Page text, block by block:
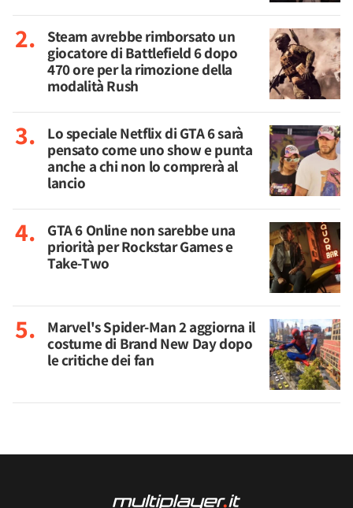
Steam avrebbe rimborsato un
giocatore di Battlefield 6 dopo
470 ore per la rimozione della
modalità Rush
Lo speciale Netflix di GTA 6 sarà
pensato come uno show e punta
anche a chi non lo comprerà al
lancio
GTA 6 Online non sarebbe una
priorità per Rockstar Games e
Take-Two
Marvel's Spider-Man 2 aggiorna il
costume di Brand New Day dopo
le critiche dei fan